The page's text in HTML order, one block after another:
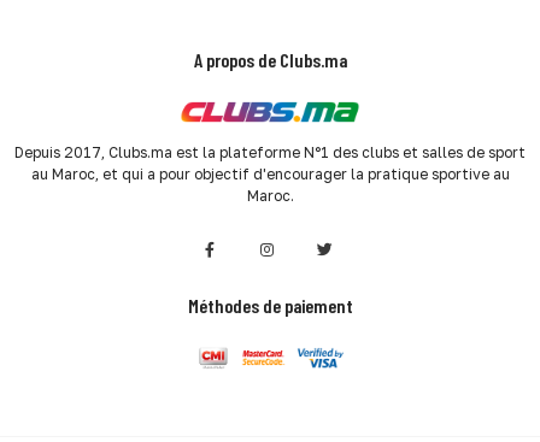
A propos de Clubs.ma
Depuis 2017, Clubs.ma est la plateforme N°1 des clubs et salles de sport
au Maroc, et qui a pour objectif d'encourager la pratique sportive au
Maroc.
Méthodes de paiement